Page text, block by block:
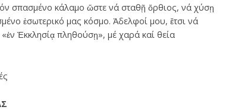
σπασμένο κάλαμο ὥστε νά σταθῇ ὄρθιος, νά χύσῃ
ἐσωτερικό μας κόσμο. Ἀδελφοί μου, ἔτσι νά
Ἐκκλησίᾳ πληθούσῃ», μέ χαρά καί θεία